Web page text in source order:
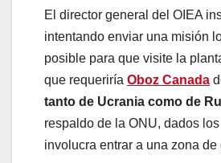
El director general del OIEA
intentando enviar una misión
posible para que visite la
que requeriría Oboz Canada
tanto de Ucrania como de
respaldo de la ONU, dados
involucra entrar a una zona de